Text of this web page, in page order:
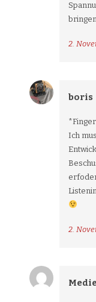
2.
boris
Ich
2.